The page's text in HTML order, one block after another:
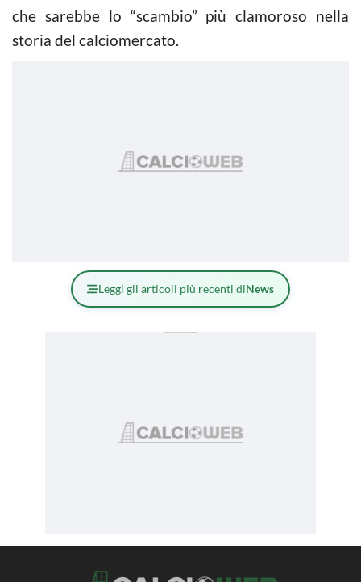
che sarebbe lo “scambio” più clamoroso nella
storia del calciomercato.
Leggi gli articoli più recenti diNews